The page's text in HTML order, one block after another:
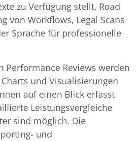
zu Verfügung stellt, Road
von Workflows, Legal Scans
Sprache für professionelle
Performance Reviews werden
und Visualisierungen
auf einen Blick erfasst
Leistungsvergleiche
sind möglich. Die
und